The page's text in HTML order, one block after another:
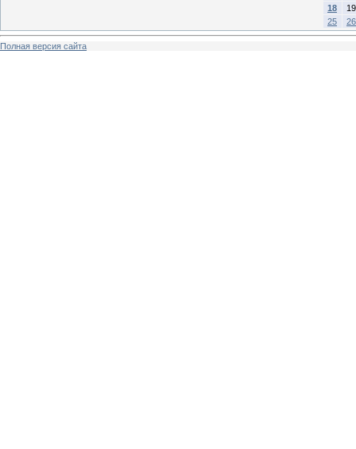
18
19
25
26
Полная версия сайта